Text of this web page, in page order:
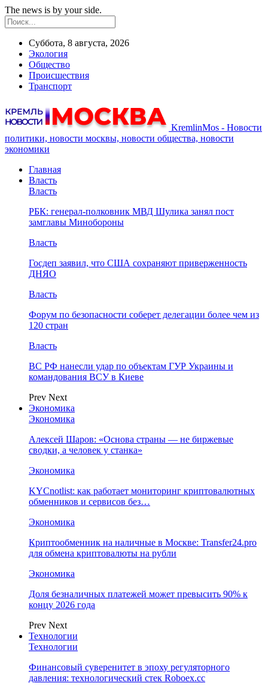
The news is by your side.
Суббота, 8 августа, 2026
Экология
Общество
Происшествия
Транспорт
KremlinMos - Новости
политики, новости москвы, новости общества, новости
экономики
Главная
Власть
Власть
РБК: генерал-полковник МВД Шулика занял пост
замглавы Минобороны
Власть
Госдеп заявил, что США сохраняют приверженность
ДНЯО
Власть
Форум по безопасности соберет делегации более чем из
120 стран
Власть
ВС РФ нанесли удар по объектам ГУР Украины и
командования ВСУ в Киеве
Prev Next
Экономика
Экономика
Алексей Шаров: «Основа страны — не биржевые
сводки, а человек у станка»
Экономика
KYCnotlist: как работает мониторинг криптовалютных
обменников и сервисов без…
Экономика
Криптообменник на наличные в Москве: Transfer24.pro
для обмена криптовалюты на рубли
Экономика
Доля безналичных платежей может превысить 90% к
концу 2026 года
Prev Next
Технологии
Технологии
Финансовый суверенитет в эпоху регуляторного
давления: технологический стек Roboex.cc